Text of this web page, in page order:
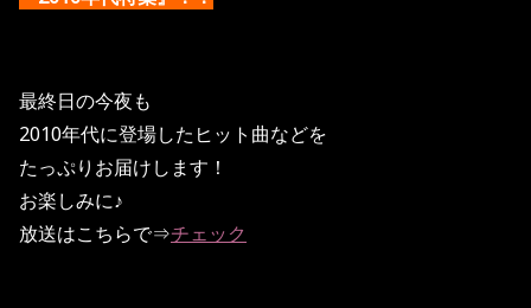
最終日の今夜も
2010年代に登場したヒット曲などを
たっぷりお届けします！
お楽しみに♪
放送はこちらで⇒チェック